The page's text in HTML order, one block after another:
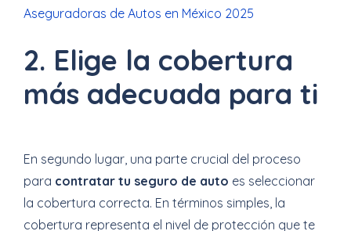
Aseguradoras de Autos en México 2025
2. Elige la cobertura
más adecuada para ti
En segundo lugar, una parte crucial del proceso
para contratar tu seguro de auto es seleccionar
la cobertura correcta. En términos simples, la
cobertura representa el nivel de protección que te